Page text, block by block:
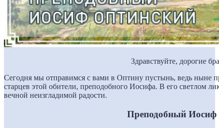
Здравствуйте, дорогие
Сегодня мы отправимся с вами в Оптину пустынь, ведь ныне
старцев этой обители, преподобного Иосифа. В его светлом
вечной неизгладимой радости.
Преподобный Иосиф